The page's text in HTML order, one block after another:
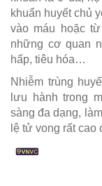
khuẩn huyết chủ
vào máu hoặc
những cơ quan
hấp, tiêu hóa…
Nhiễm trùng
lưu hành trong
sàng đa dạng,
lệ tử vong rất